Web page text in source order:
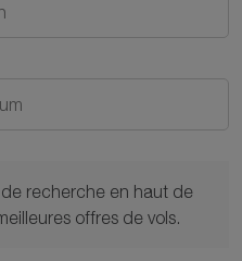
recherche en haut de
offres de vols.